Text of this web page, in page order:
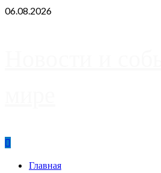
Skip
06.08.2026
PrimaryГлавная